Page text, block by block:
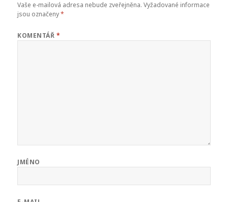
Vaše e-mailová adresa nebude zveřejněna. Vyžadované informace
jsou označeny*
KOMENTÁŘ *
JMÉNO